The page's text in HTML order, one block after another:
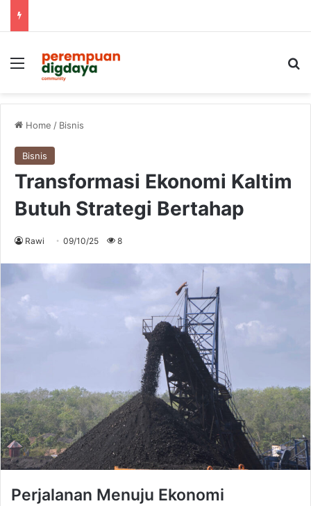
Menu
Home / Bisnis
Bisnis
Transformasi Ekonomi Kaltim
Butuh Strategi Bertahap
Rawi 09/10/25 8
Perjalanan Menuju Ekonomi